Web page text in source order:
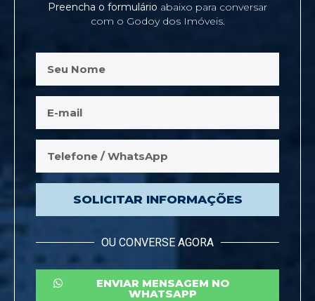
Preencha o formulário abaixo para conversar
com o Godoy dos Imóveis.
SOLICITAR INFORMAÇÕES
OU CONVERSE AGORA
ENVIAR MENSAGEM NO
WHATSAPP